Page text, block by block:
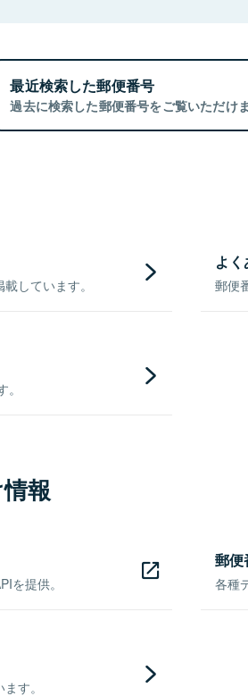
最近検索した郵便番号
過去に検索した郵便番号をご覧いただけま
しています。
よ
郵便
報
を提供。
郵便
各種
す。